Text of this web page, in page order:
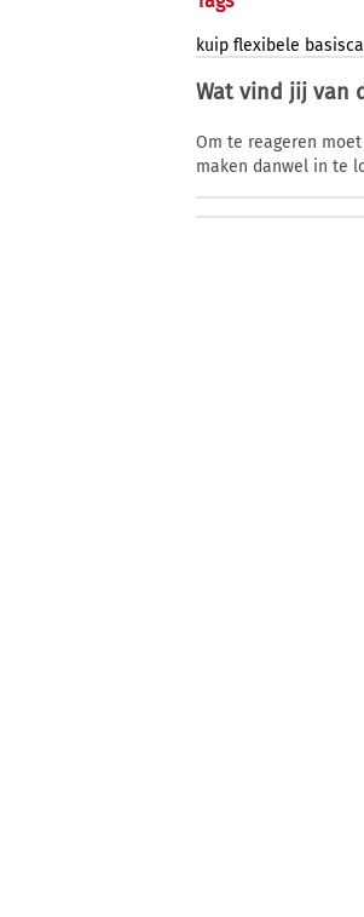
kuip flexibele
Wat vind jij van
Om te reageren
maken danwel in te